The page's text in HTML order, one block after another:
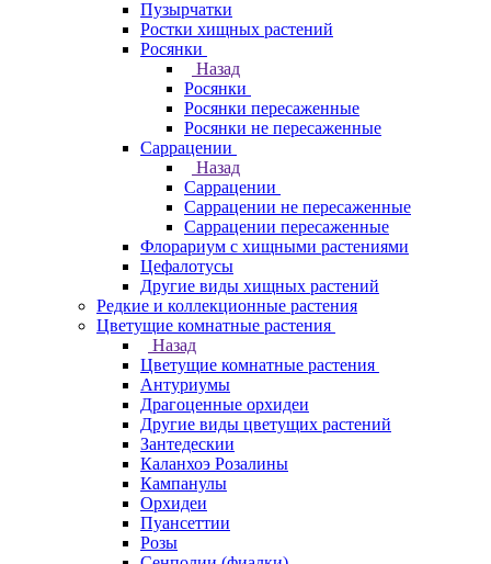
Пузырчатки
Ростки хищных растений
Росянки
Назад
Росянки
Росянки пересаженные
Росянки не пересаженные
Саррацении
Назад
Саррацении
Саррацении не пересаженные
Саррацении пересаженные
Флорариум с хищными растениями
Цефалотусы
Другие виды хищных растений
Редкие и коллекционные растения
Цветущие комнатные растения
Назад
Цветущие комнатные растения
Антуриумы
Драгоценные орхидеи
Другие виды цветущих растений
Зантедескии
Каланхоэ Розалины
Кампанулы
Орхидеи
Пуансеттии
Розы